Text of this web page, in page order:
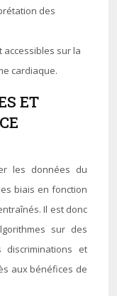
des
accessibles sur la
cardiaque.
ET
les données du
biais en fonction
Il est donc
sur des
et
aux bénéfices de